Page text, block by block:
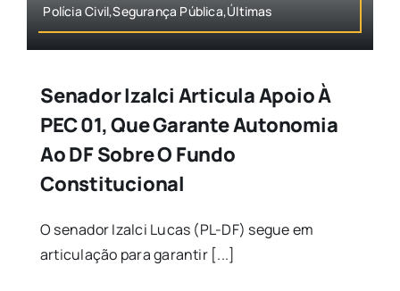
Polícia Civil,Segurança Pública,Últimas
Senador Izalci Articula Apoio À
PEC 01, Que Garante Autonomia
Ao DF Sobre O Fundo
Constitucional
O senador Izalci Lucas (PL-DF) segue em
articulação para garantir [...]